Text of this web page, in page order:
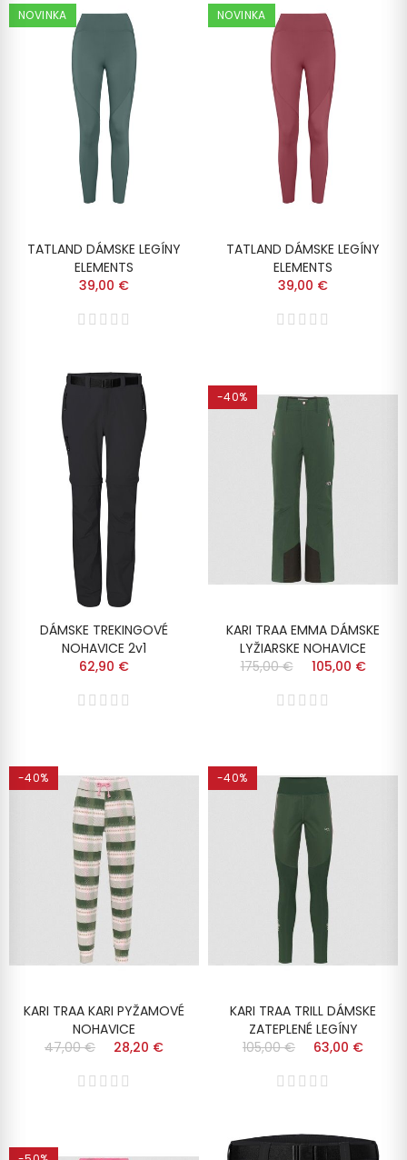
NOVINKA
TATLAND DÁMSKE LEGÍNY
ELEMENTS
39,00 €
NOVINKA
TATLAND DÁMSKE LEGÍNY
ELEMENTS
39,00 €
DÁMSKE TREKINGOVÉ
NOHAVICE 2v1
62,90 €
-40%
KARI TRAA EMMA DÁMSKE
LYŽIARSKE NOHAVICE
175,00 €
105,00 €
-40%
KARI TRAA KARI PYŽAMOVÉ
NOHAVICE
47,00 €
28,20 €
-40%
KARI TRAA TRILL DÁMSKE
ZATEPLENÉ LEGÍNY
105,00 €
63,00 €